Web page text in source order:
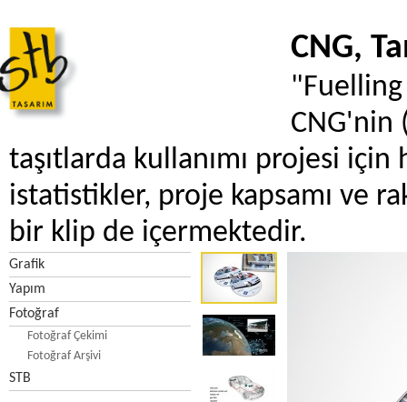
CNG,
CNG'nin
taşıtlarda kullanımı projesi için
istatistikler, proje kapsamı ve
bir klip de içermektedir.
Grafik
Yapım
Fotoğraf
Fotoğraf Çekimi
Fotoğraf Arşivi
STB